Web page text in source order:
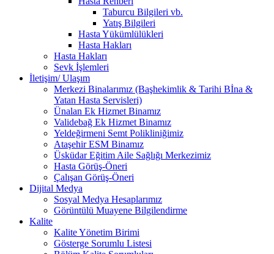
Taburcu Bilgileri vb.
Yatış Bilgileri
Hasta Yükümlülükleri
Hasta Hakları
Hasta Hakları
Sevk İşlemleri
İletişim/ Ulaşım
Merkezi Binalarımız (Başhekimlik & Tarihi Bİna &
Yatan Hasta Servisleri)
Ünalan Ek Hizmet Binamız
Validebağ Ek Hizmet Binamız
Yeldeğirmeni Semt Polikliniğimiz
Ataşehir ESM Binamız
Üsküdar Eğitim Aile Sağlığı Merkezimiz
Hasta Görüş-Öneri
Çalışan Görüş-Öneri
Dijital Medya
Sosyal Medya Hesaplarımız
Görüntülü Muayene Bilgilendirme
Kalite
Kalite Yönetim Birimi
Gösterge Sorumlu Listesi